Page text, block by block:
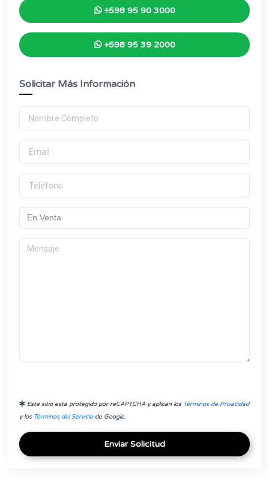
+598 95 90 3000
+598 95 39 2000
Solicitar Más Información
Este sitio está protegido por reCAPTCHA y aplican los Términos de Privacidad
y los Términos del Serviciode Google.
Enviar Solicitud